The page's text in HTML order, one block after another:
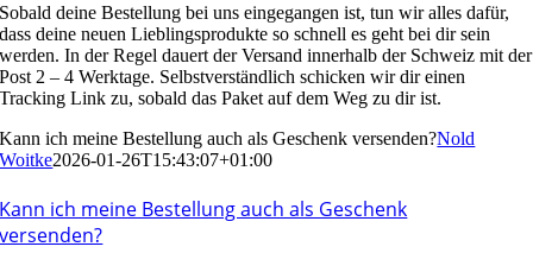
Sobald deine Bestellung bei uns eingegangen ist, tun wir alles dafür,
dass deine neuen Lieblingsprodukte so schnell es geht bei dir sein
werden. In der Regel dauert der Versand innerhalb der Schweiz mit der
Post 2 – 4 Werktage. Selbstverständlich schicken wir dir einen
Tracking Link zu, sobald das Paket auf dem Weg zu dir ist.
Kann ich meine Bestellung auch als Geschenk versenden?Nold
Woitke2026-01-26T15:43:07+01:00
Kann ich meine Bestellung auch als Geschenk
versenden?